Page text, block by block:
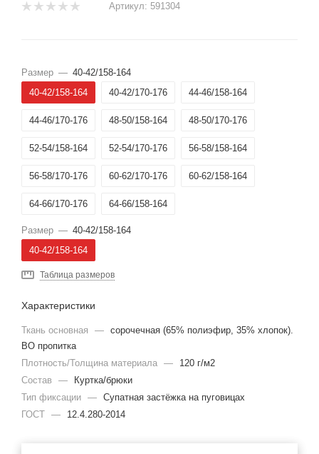
Артикул: 591304
Размер — 40-42/158-164
40-42/158-164
40-42/170-176 44-46/158-164
44-46/170-176 48-50/158-164 48-50/170-176
52-54/158-164 52-54/170-176 56-58/158-164
56-58/170-176 60-62/170-176 60-62/158-164
64-66/170-176 64-66/158-164
Размер — 40-42/158-164
40-42/158-164
Таблица размеров
Характеристики
Ткань основная — сорочечная (65% полиэфир, 35% хлопок).
ВО пропитка
Плотность/Толщина материала —
120 г/м2
Состав
—
Куртка/брюки
Тип фиксации — Супатная застёжка на пуговицах
ГОСТ — 12.4.280-2014